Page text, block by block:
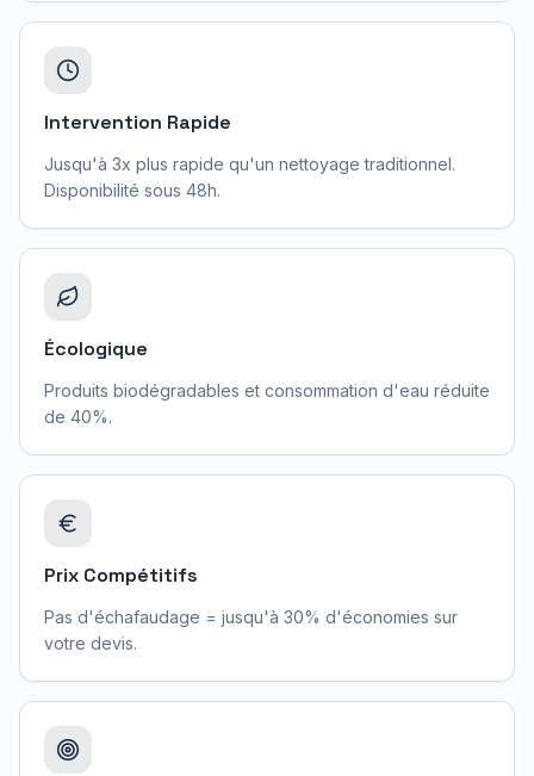
Intervention Rapide
Jusqu'à 3x plus rapide qu'un nettoyage traditionnel.
Disponibilité sous 48h.
Écologique
Produits biodégradables et consommation d'eau réduite
de 40%.
Prix Compétitifs
Pas d'échafaudage = jusqu'à 30% d'économies sur
votre devis.